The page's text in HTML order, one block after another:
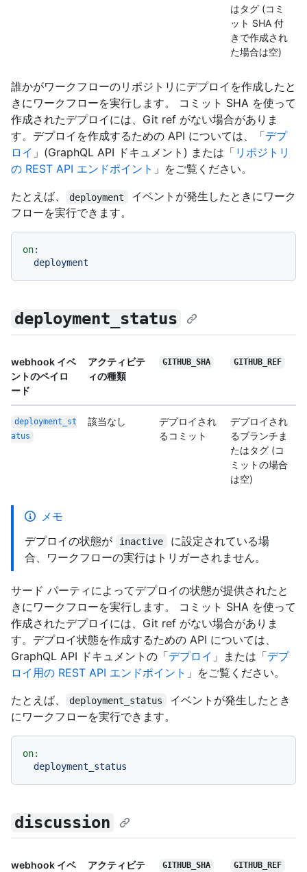
はタグ (コミ
ット SHA 付
きで作成され
た場合は空)
誰かがワークフローのリポジトリにデプロイを作成したと
きにワークフローを実行します。 コミット SHA を使って
作成されたデプロイには、Git ref がない場合がありま
す。デプロイを作成するための API については、「デプ
ロイ 」(GraphQL API ドキュメント) または「 リポジトリ
の REST API エンドポイント 」をご覧ください。
たとえば、
deployment
イベントが発生したときにワーク
フローを実行できます。
on:
deployment
deployment_status
webhook イベ
ントのペイロ
ード
アクティビテ
ィの種類
GITHUB_SHA GITHUB_REF
deployment_st
atus
該当なし
デプロイされ
るコミット
デプロイされ
るブランチま
たはタグ (コ
ミットの場合
は空)
メモ
デプロイの状態が
inactive
に設定されている場
合、ワークフローの実行はトリガーされません。
サード パーティによってデプロイの状態が提供されたと
きにワークフローを実行します。 コミット SHA を使って
作成されたデプロイには、Git ref がない場合がありま
す。デプロイ状態を作成するための API については、
GraphQL API ドキュメントの「デプロイ 」または「デプ
ロイ用の REST API エンドポイント 」をご覧ください。
たとえば、
deployment_status
イベントが発生したとき
にワークフローを実行できます。
on:
deployment_status
discussion
webhook イベ
アクティビテ
GITHUB_SHA GITHUB_REF